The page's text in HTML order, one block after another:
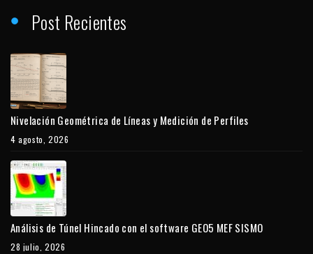
Post Recientes
Nivelación Geométrica de Líneas y Medición de Perfiles
4 agosto, 2026
Análisis de Túnel Hincado con el software GEO5 MEF SISMO
28 julio, 2026